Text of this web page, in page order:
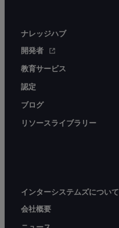
ナレッジハブ
開発者
教育サービス
認定
ブログ
リソースライブラリー
インターシステムズについて
会社概要